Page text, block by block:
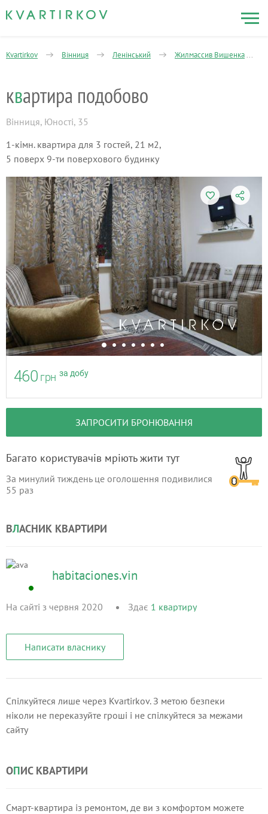
Kvartirkov Вінниця Ленінський Жилмассив Вишенка
квартира подобово
Вінниця, Юності, 35
1-кімн. квартира для 3 гостей, 21 м2,
5 поверх 9-ти поверхового будинку
460 грн за добу
ЗАПРОСИТИ БРОНЮВАННЯ
Багато користувачів мріють жити тут
За минулий тиждень це оголошення подивилися
55 раз
ВЛАСНИК КВАРТИРИ
habitaciones.vin
На сайті з червня 2020 Здає 1 квартиру
Написати власнику
Спілкуйтеся лише через Kvartirkov. З метою безпеки
ніколи не переказуйте гроші і не спілкуйтеся за межами
сайту
ОПИС КВАРТИРИ
Смарт-квартира із ремонтом, де ви з комфортом можете